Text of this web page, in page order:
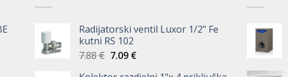
Radijatorski ventil Luxor 1/2" Fe
kutni RS 102
7.88€ Izvorna
7.09 €Trenutna